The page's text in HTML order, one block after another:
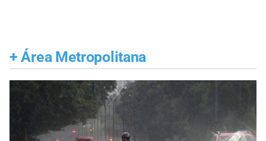
+ Área Metropolitana